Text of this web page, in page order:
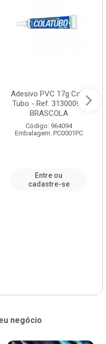
Adesivo PVC 17g Cola
Tubo - Ref. 3130009 -
BRASCOLA
Código: 964094
Embalagem: PC0001PC
Entre ou
cadastre-se
negócio